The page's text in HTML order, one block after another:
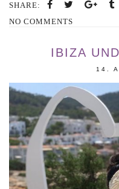
SHARE:
NO COMMENTS
IBIZA
14.